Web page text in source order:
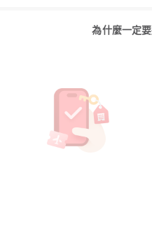
為什麼一定